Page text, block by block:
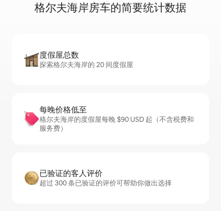
格尔夫海岸房车的简要统计数据
度假屋总数
探索格尔夫海岸的 20 间度假屋
每晚价格低至
格尔夫海岸的度假屋每晚 $90 USD 起（不含税费和
服务费）
已验证的客人评价
超过 300 条已验证的评价可帮助你做出选择